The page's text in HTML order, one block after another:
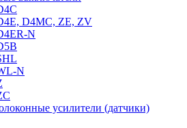
D4MC, ZE, ZV
N
N
усилители (датчики)